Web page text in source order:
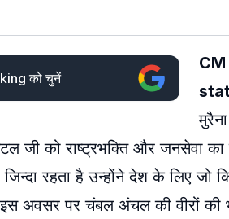
को चुनें
जी को राष्ट्रभक्ति और जनसेवा
रहता है उन्होंने देश के लिए
अवसर पर चंबल अंचल की वीरों की